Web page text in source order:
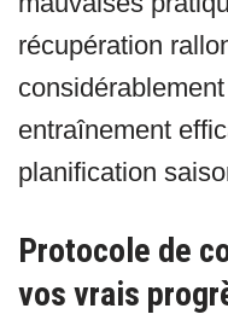
récupération
entraînement
planification
Protocole de
vos vrais